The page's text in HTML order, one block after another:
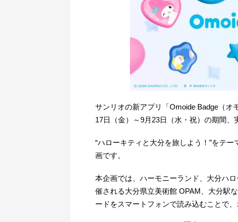
サンリオの新アプリ「Omoide Badge（オ
17日（金）～9月23日（水・祝）の期間、
“ハローキティと大分を旅しよう！”をテ
画です。
本企画では、ハーモニーランド、大分ハ
催される大分県立美術館 OPAM、大分駅
ードをスマートフォンで読み込むことで